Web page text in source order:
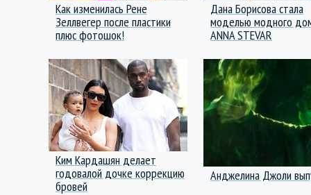
Как изменилась Рене
Зеллвегер после пластики
плюс фотошок!
Дана Борисова стала
моделью модного
ANNA STEVAR
Ким Кардашян делает
годовалой дочке коррекцию
бровей
Анджелина Джоли